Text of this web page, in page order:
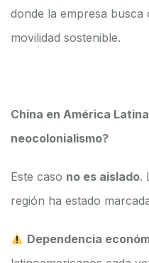
donde la empresa
movilidad sostenible.
China en América
neocolonialismo?
Este caso no es aislado.
región ha estado
Dependencia